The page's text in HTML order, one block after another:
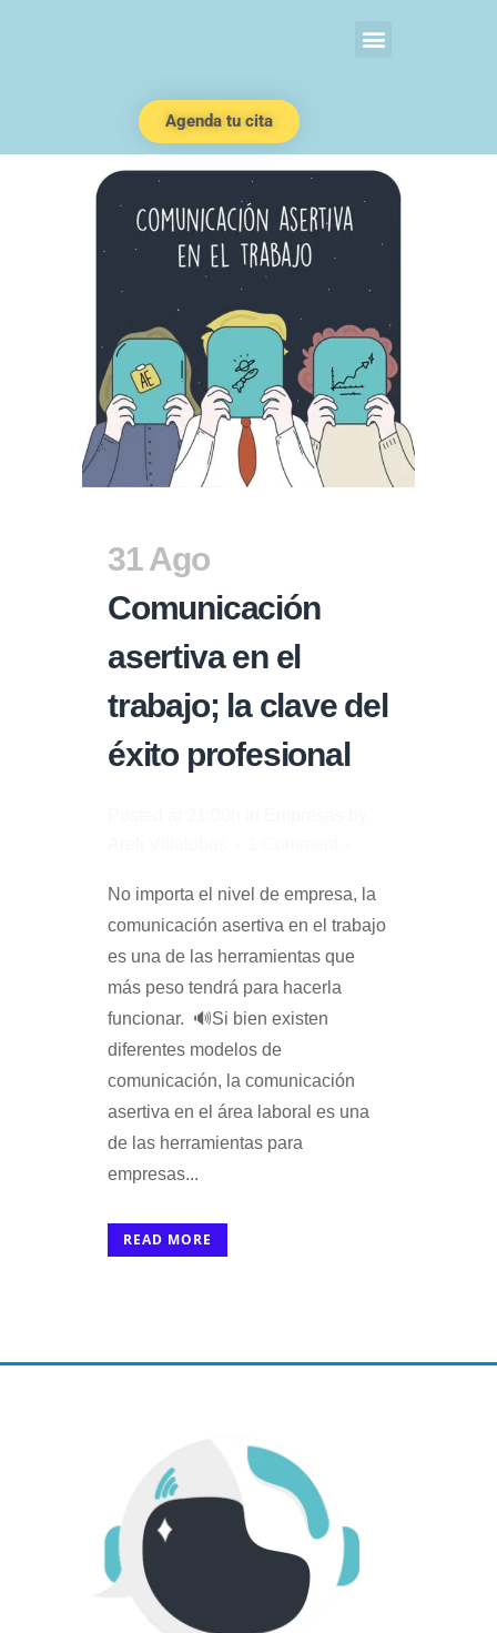
Agenda tu cita
31 Ago
Comunicación
asertiva en el
trabajo; la clave del
éxito profesional
No importa el nivel de empresa, la
comunicación asertiva en el trabajo
es una de las herramientas que
más peso tendrá para hacerla
funcionar. 🔊Si bien existen
diferentes modelos de
comunicación, la comunicación
asertiva en el área laboral es una
de las herramientas para
empresas...
READ MORE